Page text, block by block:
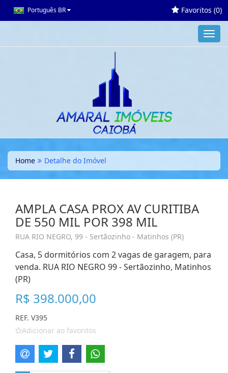
Português BR Favoritos (0)
Home Detalhe do Imóvel
AMPLA CASA PROX AV CURITIBA
DE 550 MIL POR 398 MIL
RUA RIO NEGRO, 99 - Sertãozinho - Matinhos (PR)
Casa, 5 dormitórios com 2 vagas de garagem, para
venda. RUA RIO NEGRO 99 - Sertãozinho, Matinhos
(PR)
R$ 398.000,00
REF. V395
Adicionar ao favoritos